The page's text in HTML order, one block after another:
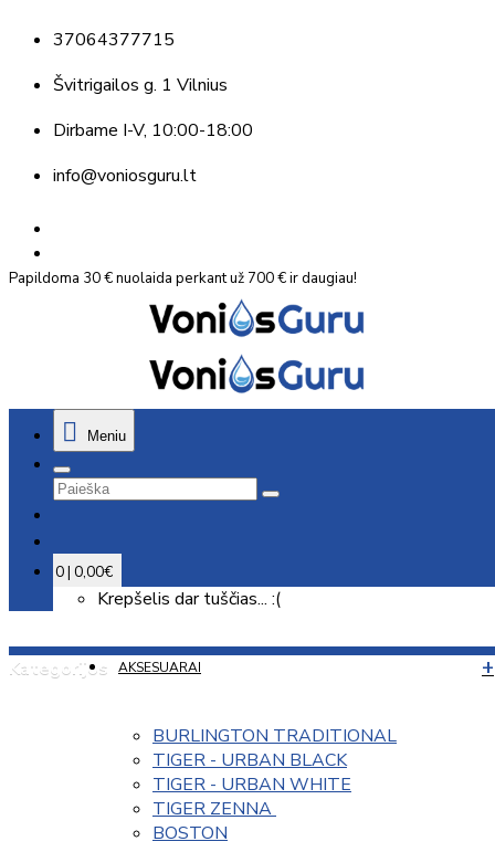
37064377715
Švitrigailos g. 1 Vilnius
Dirbame I-V, 10:00-18:00
info@voniosguru.lt
Papildoma 30 € nuolaida perkant už 700 € ir daugiau!
Meniu
0 | 0,00€
Krepšelis dar tuščias... :(
Kategorijos AKSESUARAI
BURLINGTON TRADITIONAL
TIGER - URBAN BLACK
TIGER - URBAN WHITE
TIGER ZENNA
BOSTON